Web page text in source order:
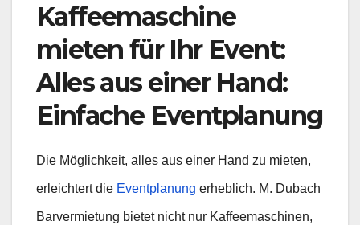
Kaffeemaschine
mieten für Ihr Event:
Alles aus einer Hand:
Einfache Eventplanung
Die Möglichkeit, alles aus einer Hand zu mieten,
erleichtert die Eventplanung erheblich. M. Dubach
Barvermietung bietet nicht nur Kaffeemaschinen,